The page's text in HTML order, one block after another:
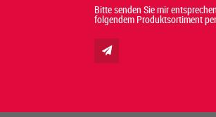
Bitte senden Sie mir
folgendem Produktsortiment